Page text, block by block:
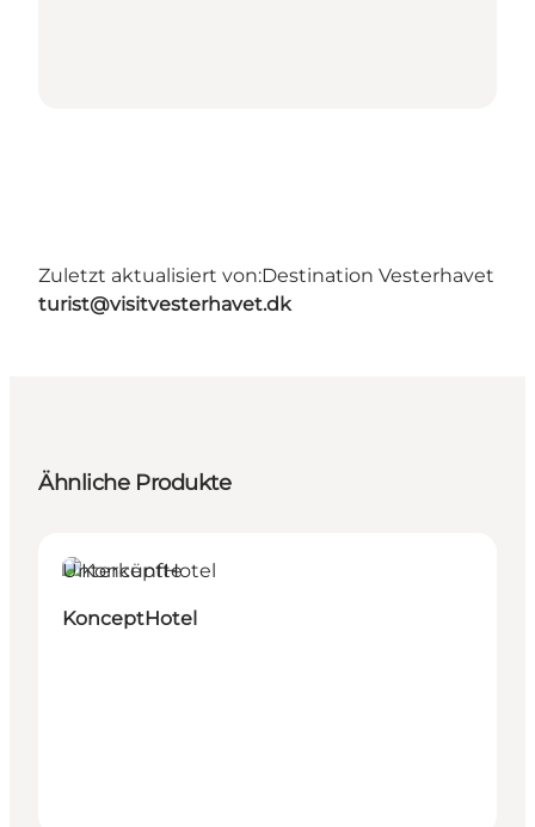
Zuletzt aktualisiert von:Destination Vesterhavet
turist@visitvesterhavet.dk
Ähnliche Produkte
Unterkünfte
KonceptHotel